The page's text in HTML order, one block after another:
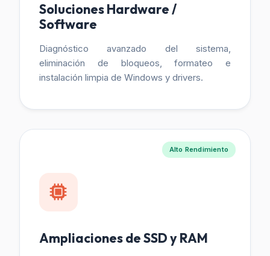
Soluciones Hardware /
Software
Diagnóstico avanzado del sistema,
eliminación de bloqueos, formateo e
instalación limpia de Windows y drivers.
Alto Rendimiento
Ampliaciones de SSD y RAM